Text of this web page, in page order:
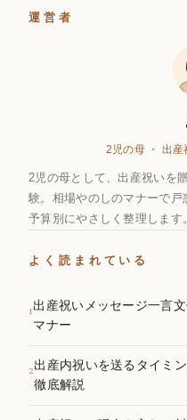
運営者
2児の母 ・ 出産
2児の母として、出産祝いを
験。相場やのしのマナーで戸
予算別にやさしく整理します
よく読まれている
1出産祝いメッセージ一言
マナー
2出産内祝いを送るタイミ
徹底解説